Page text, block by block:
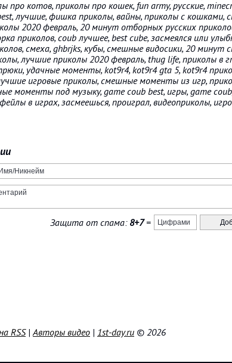
про котов, приколы про кошек, fun army, русские,
лучшие, фишка приколы, вайны, приколы с кошками,
2020 февраль, 20 минут отборных русских
приколов, coub лучшее, best cube, засмеялся или
смеха, ghbrjks, кубы, смешные видосики, 20 минут
лучшие приколы 2020 февраль, thug life, приколы в
удачные моменты, kot9r4, kot9r4 gta 5, kot9r4
игровые приколы, смешные моменты из игр,
моменты под музыку, game coub best, игры, game
в играх, засмеешься, проиграл, видеоприколы,
Защита от спама: 8+7=
RSS|Авторы видео | 1st-day.ru © 2026